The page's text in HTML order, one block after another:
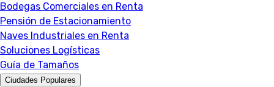
Bodegas Comerciales en Renta
Pensión de Estacionamiento
Naves Industriales en Renta
Soluciones Logísticas
Guía de Tamaños
Ciudades Populares